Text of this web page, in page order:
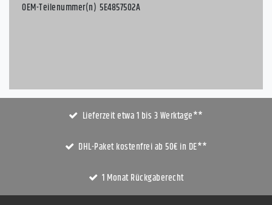
OEM-Teilenummer(n) 5E4857502A
Lieferzeit etwa 1 bis 3 Werktage**
DHL-Paket kostenfrei ab 50€ in DE**
1 Monat Rückgaberecht